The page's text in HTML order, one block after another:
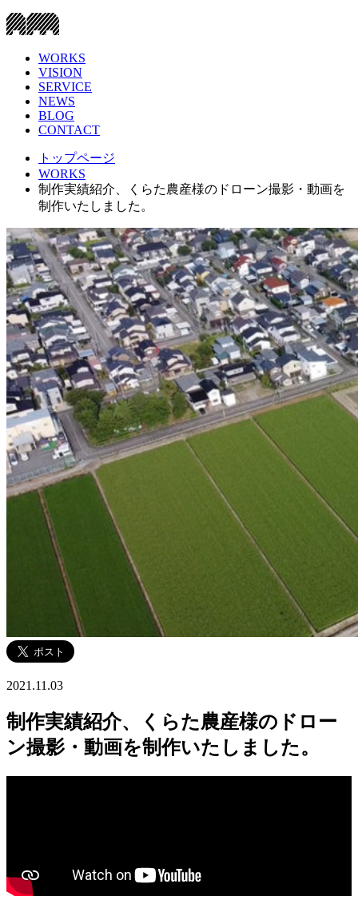
WORKS
VISION
SERVICE
NEWS
BLOG
CONTACT
トップページ
WORKS
制作実績紹介、くらた農産様のドローン撮影・動画を
制作いたしました。
2021.11.03
制作実績紹介、くらた農産様のドロー
ン撮影・動画を制作いたしました。